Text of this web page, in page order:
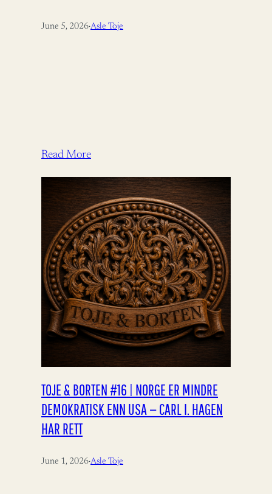
June 5, 2026·Asle Toje
Read More
TOJE & BORTEN #16 | NORGE ER MINDRE
DEMOKRATISK ENN USA — CARL I. HAGEN
HAR RETT
June 1, 2026·Asle Toje